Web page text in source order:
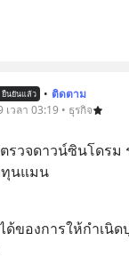
ยืนยันแล้ว • ติดตาม
เวลา 03:19 • ธุรกิจ
รวจดาวน์ซินโดรม
ทุนแมน
ด้ของการให้กำเนิ